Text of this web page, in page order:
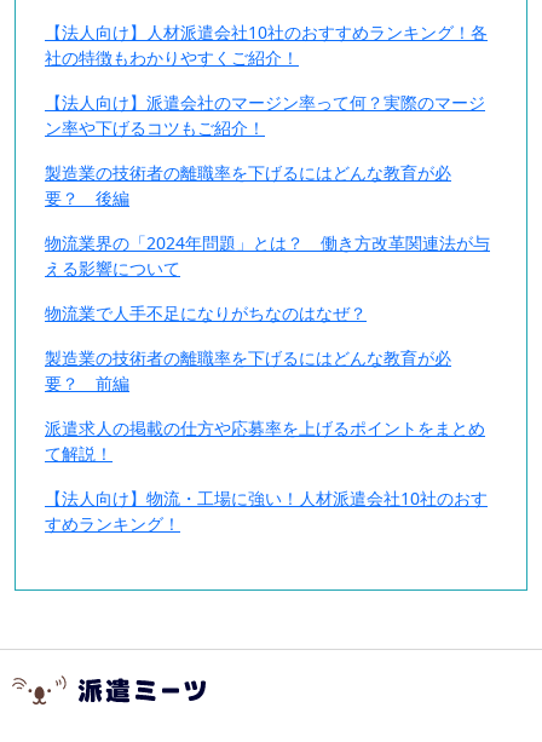
【法人向け】人材派遣会社10社のおすすめランキング！各
社の特徴もわかりやすくご紹介！
【法人向け】派遣会社のマージン率って何？実際のマージ
ン率や下げるコツもご紹介！
製造業の技術者の離職率を下げるにはどんな教育が必
要？ 後編
物流業界の「2024年問題」とは？ 働き方改革関連法が与
える影響について
物流業で人手不足になりがちなのはなぜ？
製造業の技術者の離職率を下げるにはどんな教育が必
要？ 前編
派遣求人の掲載の仕方や応募率を上げるポイントをまとめ
て解説！
【法人向け】物流・工場に強い！人材派遣会社10社のおす
すめランキング！